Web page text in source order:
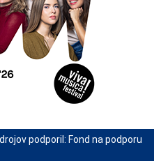
podporil: Fond na podporu